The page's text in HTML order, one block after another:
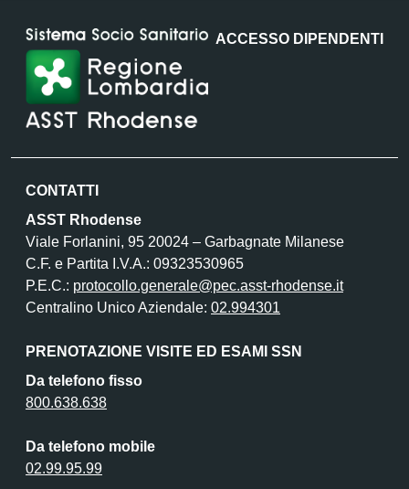
ACCESSO DIPENDENTI
CONTATTI
ASST Rhodense
Viale Forlanini, 95 20024 – Garbagnate Milanese
C.F. e Partita I.V.A.: 09323530965
P.E.C.: protocollo.generale@pec.asst-rhodense.it
Centralino Unico Aziendale: 02.994301
PRENOTAZIONE VISITE ED ESAMI SSN
Da telefono fisso
800.638.638
Da telefono mobile
02.99.95.99